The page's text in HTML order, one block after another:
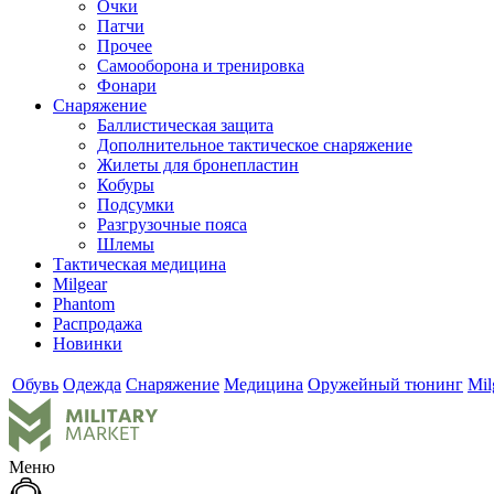
Очки
Патчи
Прочее
Самооборона и тренировка
Фонари
Снаряжение
Баллистическая защита
Дополнительное тактическое снаряжение
Жилеты для бронепластин
Кобуры
Подсумки
Разгрузочные пояса
Шлемы
Тактическая медицина
Milgear
Phantom
Распродажа
Новинки
Обувь Одежда Снаряжение Медицина Оружейный тюнинг
Меню